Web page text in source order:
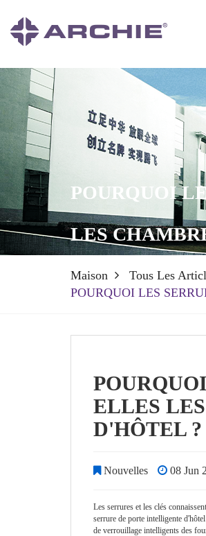
POURQUOI
LES
Maison Tous Les
POURQUOI LES
ELLES
D'HÔTEL ?
Nouvelles 08 Jun
Les serrures et les clés
serrure de porte intelligente
de verrouillage intelligents des